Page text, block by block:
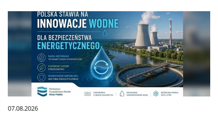
07.08.2026